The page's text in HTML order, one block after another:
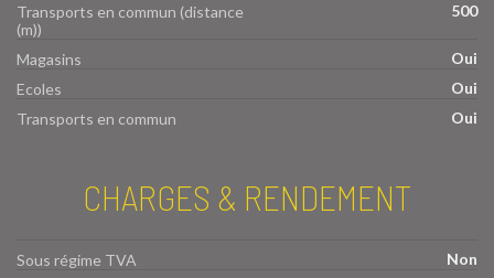
Transports en commun (distance
(m))
500
Magasins
Oui
Ecoles
Oui
Transports en commun
Oui
CHARGES & RENDEMENT
Sous régime TVA
Non